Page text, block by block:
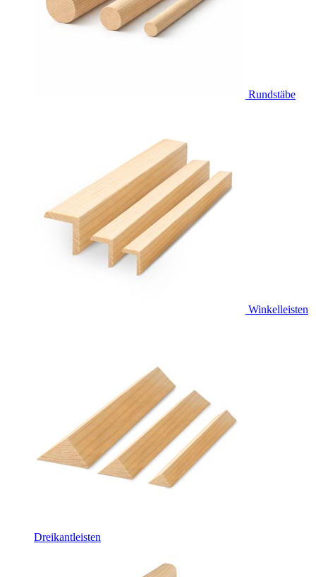
Rundstäbe
Winkelleisten
Dreikantleisten